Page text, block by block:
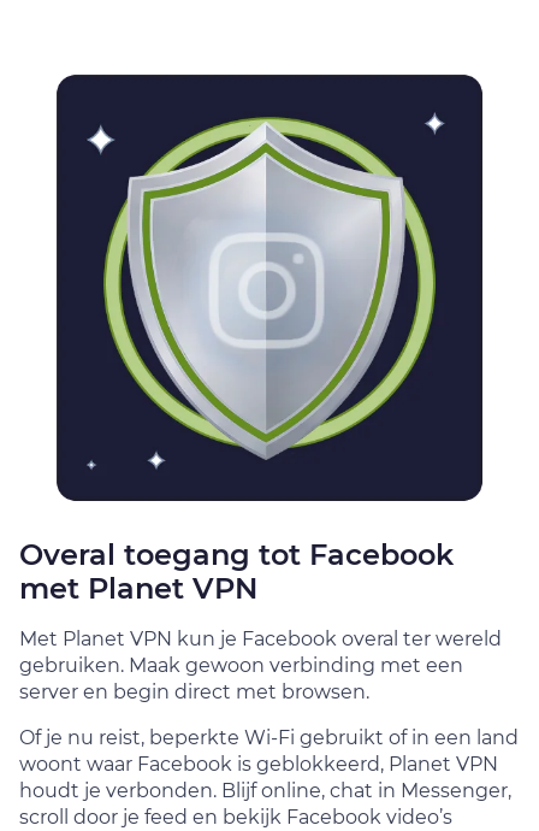
Overal toegang tot Facebook
met Planet VPN
Met Planet VPN kun je Facebook overal ter wereld
gebruiken. Maak gewoon verbinding met een
server en begin direct met browsen.
Of je nu reist, beperkte Wi-Fi gebruikt of in een land
woont waar Facebook is geblokkeerd, Planet VPN
houdt je verbonden. Blijf online, chat in Messenger,
scroll door je feed en bekijk Facebook video’s